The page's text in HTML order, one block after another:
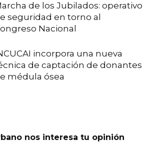
de los Jubilados: operativo
seguridad en torno al
Nacional
incorpora una nueva
de captación de donantes
médula ósea
nos interesa tu opinión